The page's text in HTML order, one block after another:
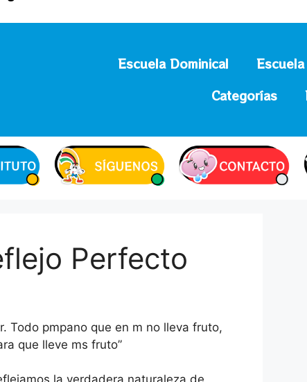
Escuela Dominical
Categorías
Perfecto
Todo pmpano que en m no lleva fruto,
que lleve ms fruto”